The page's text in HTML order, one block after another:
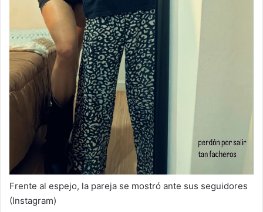
Frente al espejo, la pareja se mostró ante sus seguidores
(Instagram)